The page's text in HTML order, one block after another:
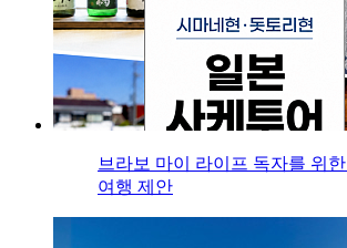
브라보 마이 라이프 독자를 위
여행 제안